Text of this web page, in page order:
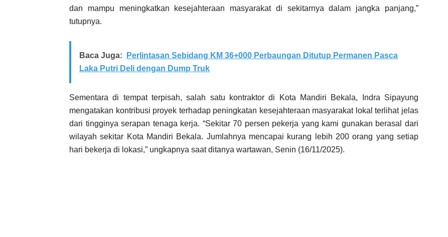
dan mampu meningkatkan kesejahteraan masyarakat di sekitarnya dalam jangka panjang,”
tutupnya.
Baca Juga:
Perlintasan Sebidang KM 36+000 Perbaungan Ditutup Permanen Pasca
Laka Putri Deli dengan Dump Truk
Sementara di tempat terpisah, salah satu kontraktor di Kota Mandiri Bekala, Indra Sipayung
mengatakan kontribusi proyek terhadap peningkatan kesejahteraan masyarakat lokal terlihat jelas
dari tingginya serapan tenaga kerja. “Sekitar 70 persen pekerja yang kami gunakan berasal dari
wilayah sekitar Kota Mandiri Bekala. Jumlahnya mencapai kurang lebih 200 orang yang setiap
hari bekerja di lokasi,” ungkapnya saat ditanya wartawan, Senin (16/11/2025).